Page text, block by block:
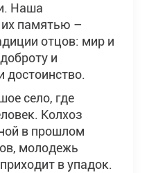
Наша
их памятью –
отцов: мир и
и
достоинство.
село, где
Колхоз
в прошлом
молодежь
в упадок.